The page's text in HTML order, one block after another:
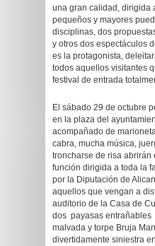
una gran calidad, dirigida
pequeños y mayores
disciplinas, dos
y otros dos espectáculos
es la protagonista,
todos aquellos visitantes
festival de entrada
El sábado 29 de octubre
en la plaza del
acompañado de
cabra, mucha música,
troncharse de risa abrirán
función dirigida a toda la
por la Diputación de
aquellos que vengan a
auditorio de la Casa de
dos payasas entrañables
malvada y torpe Bruja
divertidamente siniestra